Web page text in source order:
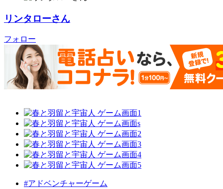
リンタローさん
フォロー
#アドベンチャーゲーム